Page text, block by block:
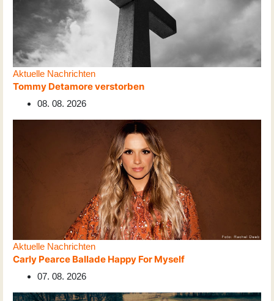
Aktuelle Nachrichten
Tommy Detamore verstorben
08. 08. 2026
Aktuelle Nachrichten
Carly Pearce Ballade Happy For Myself
07. 08. 2026